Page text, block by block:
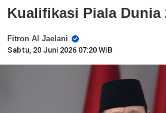
Kualifikasi Piala Dunia
Fitron Al Jaelani
Sabtu, 20 Juni 2026 07:20 WIB